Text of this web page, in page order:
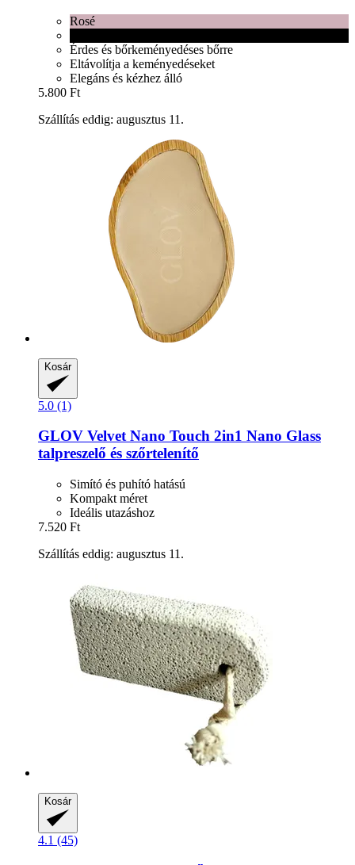
Rosé
Érdes és bőrkeményedéses bőrre
Eltávolítja a keményedéseket
Elegáns és kézhez álló
5.800 Ft
Szállítás eddig: augusztus 11.
Kosár
5.0 (1)
GLOV Velvet Nano Touch 2in1 Nano Glass
talpreszelő és szőrtelenítő
Simító és puhító hatású
Kompakt méret
Ideális utazáshoz
7.520 Ft
Szállítás eddig: augusztus 11.
Kosár
4.1 (45)